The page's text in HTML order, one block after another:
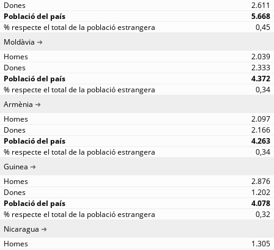
2.611
5.668
0,45
Moldàvia
2.039
2.333
4.372
0,34
Armènia
2.097
2.166
4.263
0,34
Guinea
2.876
1.202
4.078
0,32
Nicaragua
1.305